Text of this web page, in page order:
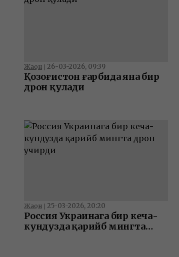
Жаҳон ❘ 26-03-2026, 09:39
Қозоғистон ғарбида яна бир
дрон қулади
Жаҳон ❘ 25-03-2026, 20:20
Россия Украинага бир кеча-
кундузда қарийб мингта